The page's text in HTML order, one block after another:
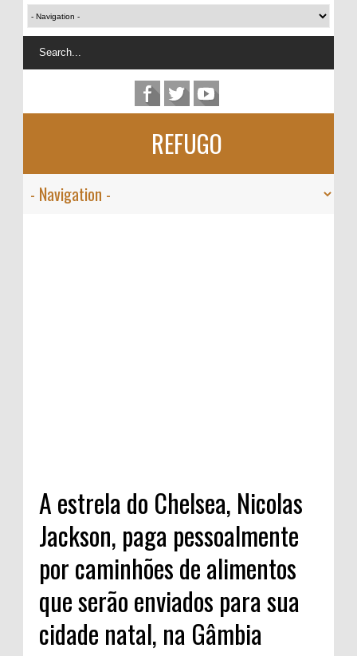
REFUGO
A estrela do Chelsea, Nicolas
Jackson, paga pessoalmente
por caminhões de alimentos
que serão enviados para sua
cidade natal, na Gâmbia